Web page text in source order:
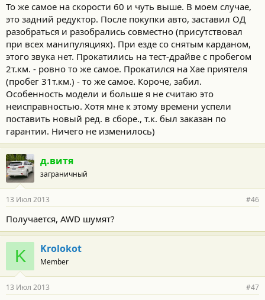
То же самое на скорости 60 и чуть выше. В моем случае,
это задний редуктор. После покупки авто, заставил ОД
разобраться и разобрались совместно (присутствовал
при всех манипуляциях). При езде со снятым карданом,
этого звука нет. Прокатились на тест-драйве с пробегом
2т.км. - ровно то же самое. Прокатился на Хае приятеля
(пробег 31т.км.) - то же самое. Короче, забил.
Особенность модели и больше я не считаю это
неисправностью. Хотя мне к этому времени успели
поставить новый ред. в сборе., т.к. был заказан по
гарантии. Ничего не изменилось)
д.витя
заграничный
13 Июл 2013 #46
Получается, AWD шумят?
K Krolokot
Member
13 Июл 2013 #47